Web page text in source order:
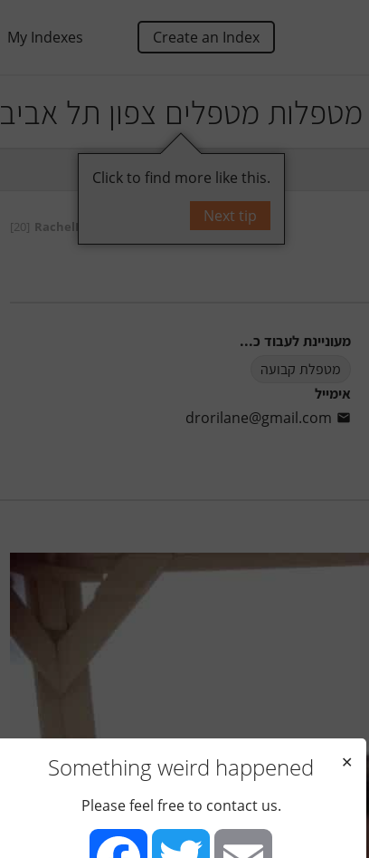
My Indexes Create an Index
מטפלות מטפלים צפון תל אביב
RachelDrori
[20]
מעוניינת לעבוד כ...
מטפלת קבועה
אימייל
drorilane@gmail.com
Something weird happened ✕
Please feel free to contact us.
Click to find more like this.
Next tip